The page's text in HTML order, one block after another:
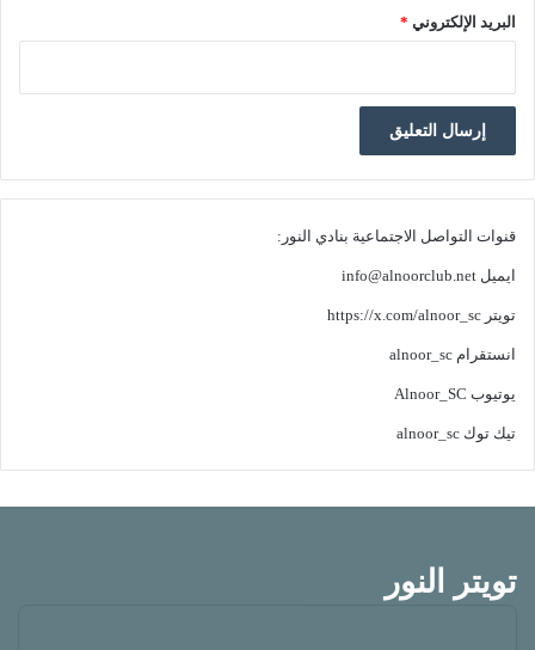
البريد الإلكتروني *
قنوات التواصل الاجتماعية بنادي النور:
ايميل info@alnoorclub.net
تويتر https://x.com/alnoor_sc
انستقرام alnoor_sc
يوتيوب Alnoor_SC
تيك توك alnoor_sc
تويتر النور